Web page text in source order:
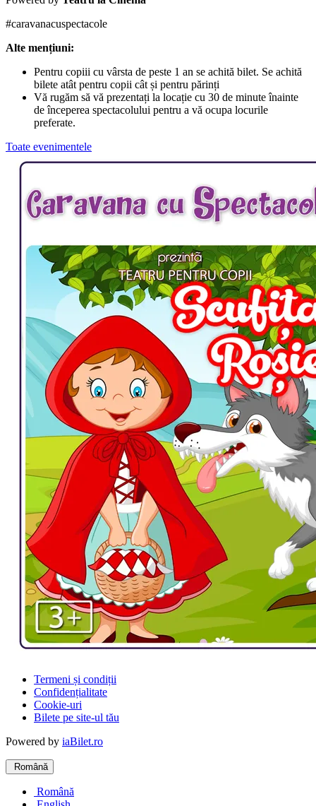
#caravanacuspectacole
Alte mențiuni:
Pentru copiii cu vârsta de peste 1 an se achită bilet. Se achită
bilete atât pentru copii cât și pentru părinți
Vă rugăm să vă prezentați la locație cu 30 de minute înainte
de începerea spectacolului pentru a vă ocupa locurile
preferate.
Toate evenimentele
Termeni și condiții
Confidențialitate
Cookie-uri
Bilete pe site-ul tău
Powered by iaBilet.ro
Română
Română